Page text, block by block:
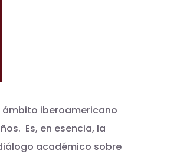
iberoamericano
Es, en esencia, la
académico sobre